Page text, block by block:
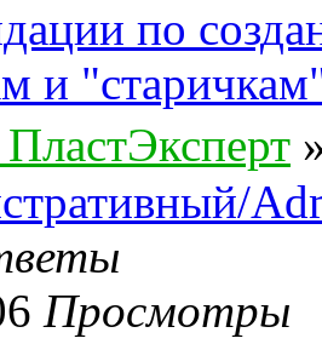
по
и
Просмотры